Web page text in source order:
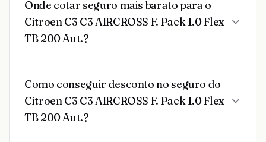
Onde cotar seguro mais barato para o
Citroen C3 C3 AIRCROSS F. Pack 1.0 Flex
TB 200 Aut.?
Como conseguir desconto no seguro do
Citroen C3 C3 AIRCROSS F. Pack 1.0 Flex
TB 200 Aut.?